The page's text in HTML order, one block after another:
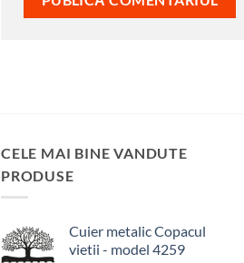
CELE MAI BINE VANDUTE
PRODUSE
Cuier metalic Copacul
vietii - model 4259